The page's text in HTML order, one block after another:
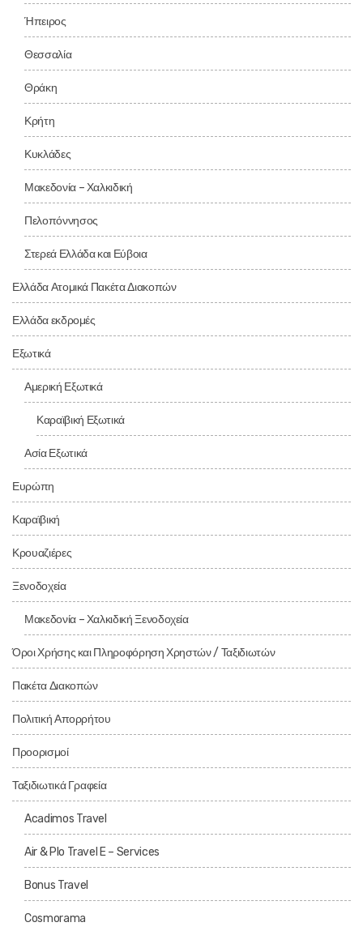
Ήπειρος
Θεσσαλία
Θράκη
Κρήτη
Κυκλάδες
Μακεδονία – Χαλκιδική
Πελοπόννησος
Στερεά Ελλάδα και Εύβοια
Ελλάδα Ατομικά Πακέτα Διακοπών
Ελλάδα εκδρομές
Εξωτικά
Αμερική Εξωτικά
Καραϊβική Εξωτικά
Ασία Εξωτικά
Ευρώπη
Καραϊβική
Κρουαζιέρες
Ξενοδοχεία
Μακεδονία – Χαλκιδική Ξενοδοχεία
Όροι Χρήσης και Πληροφόρηση Χρηστών / Ταξιδιωτών
Πακέτα Διακοπών
Πολιτική Απορρήτου
Προορισμοί
Ταξιδιωτικά Γραφεία
Acadimos Travel
Air & Plo Travel E – Services
Bonus Travel
Cosmorama